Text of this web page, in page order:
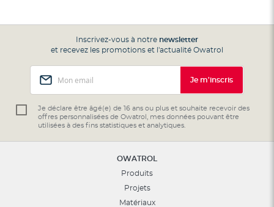
Inscrivez-vous à notre newsletter
et recevez les promotions et l'actualité Owatrol
notre
lettre
d’information
Je m'inscris
Je déclare être âgé(e) de 16 ans ou plus et souhaite recevoir des
offres personnalisées de Owatrol, mes données pouvant être
utilisées à des fins statistiques et analytiques.
OWATROL
Produits
Projets
Matériaux